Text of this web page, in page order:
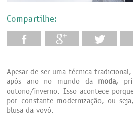
Compartilhe:
Apesar de ser uma técnica
após ano no mundo da moda,
outono/inverno. Isso acontece
por constante modernização, ou
blusa da vovó.